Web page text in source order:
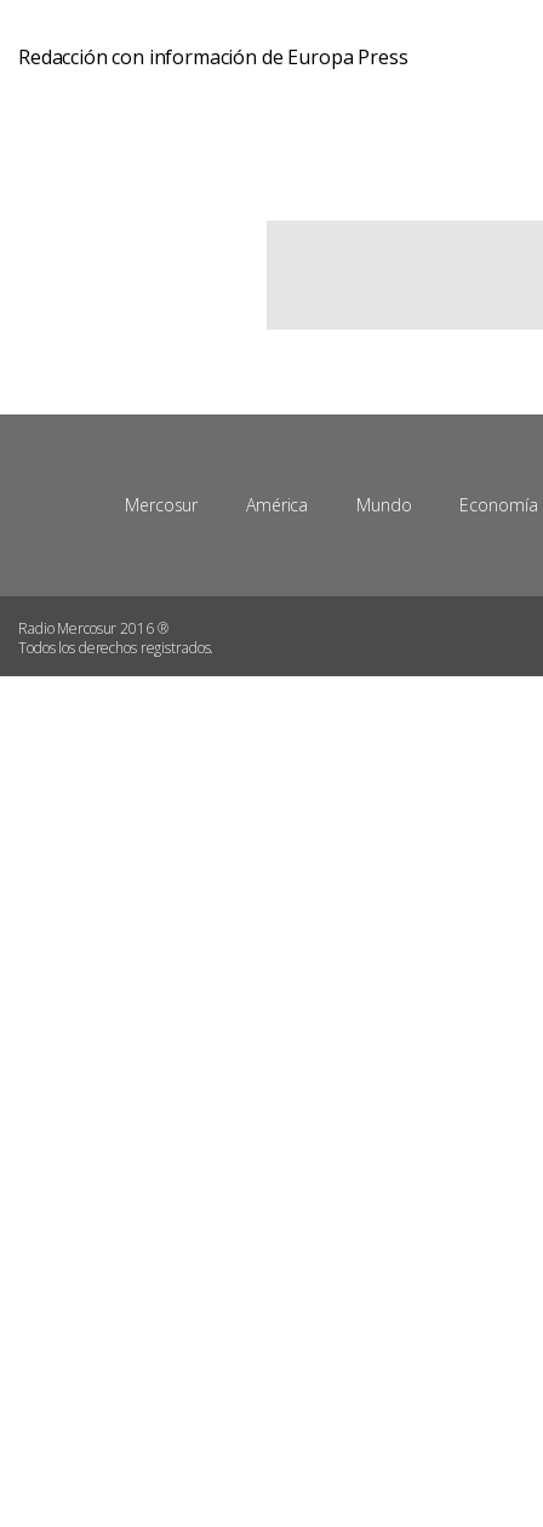
Redacción con información de Europa Press
Mercosur América Mundo Economía
Radio Mercosur 2016 ®
Todos los derechos registrados.